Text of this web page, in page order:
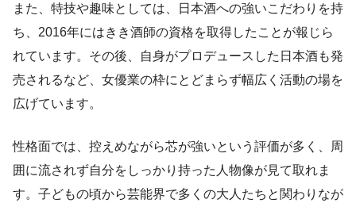
また、特技や趣味としては、日本酒への強いこだわりを持
ち、2016年にはきき酒師の資格を取得したことが報じら
れています。その後、自身がプロデュースした日本酒も発
売されるなど、女優業の枠にとどまらず幅広く活動の場を
広げています。
性格面では、控えめながら芯が強いという評価が多く、周
囲に流されず自分をしっかり持った人物像が見て取れま
す。子どもの頃から芸能界で多くの大人たちと関わりなが